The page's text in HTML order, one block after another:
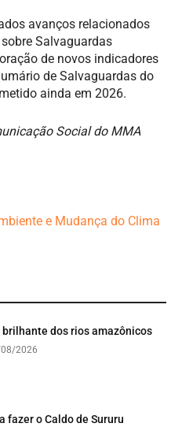
avanços relacionados
Salvaguardas
de novos indicadores
de Salvaguardas do
ainda em 2026.
Social do MMA
e Mudança do Clima
brilhante dos rios amazônicos
2026
fazer o Caldo de Sururu